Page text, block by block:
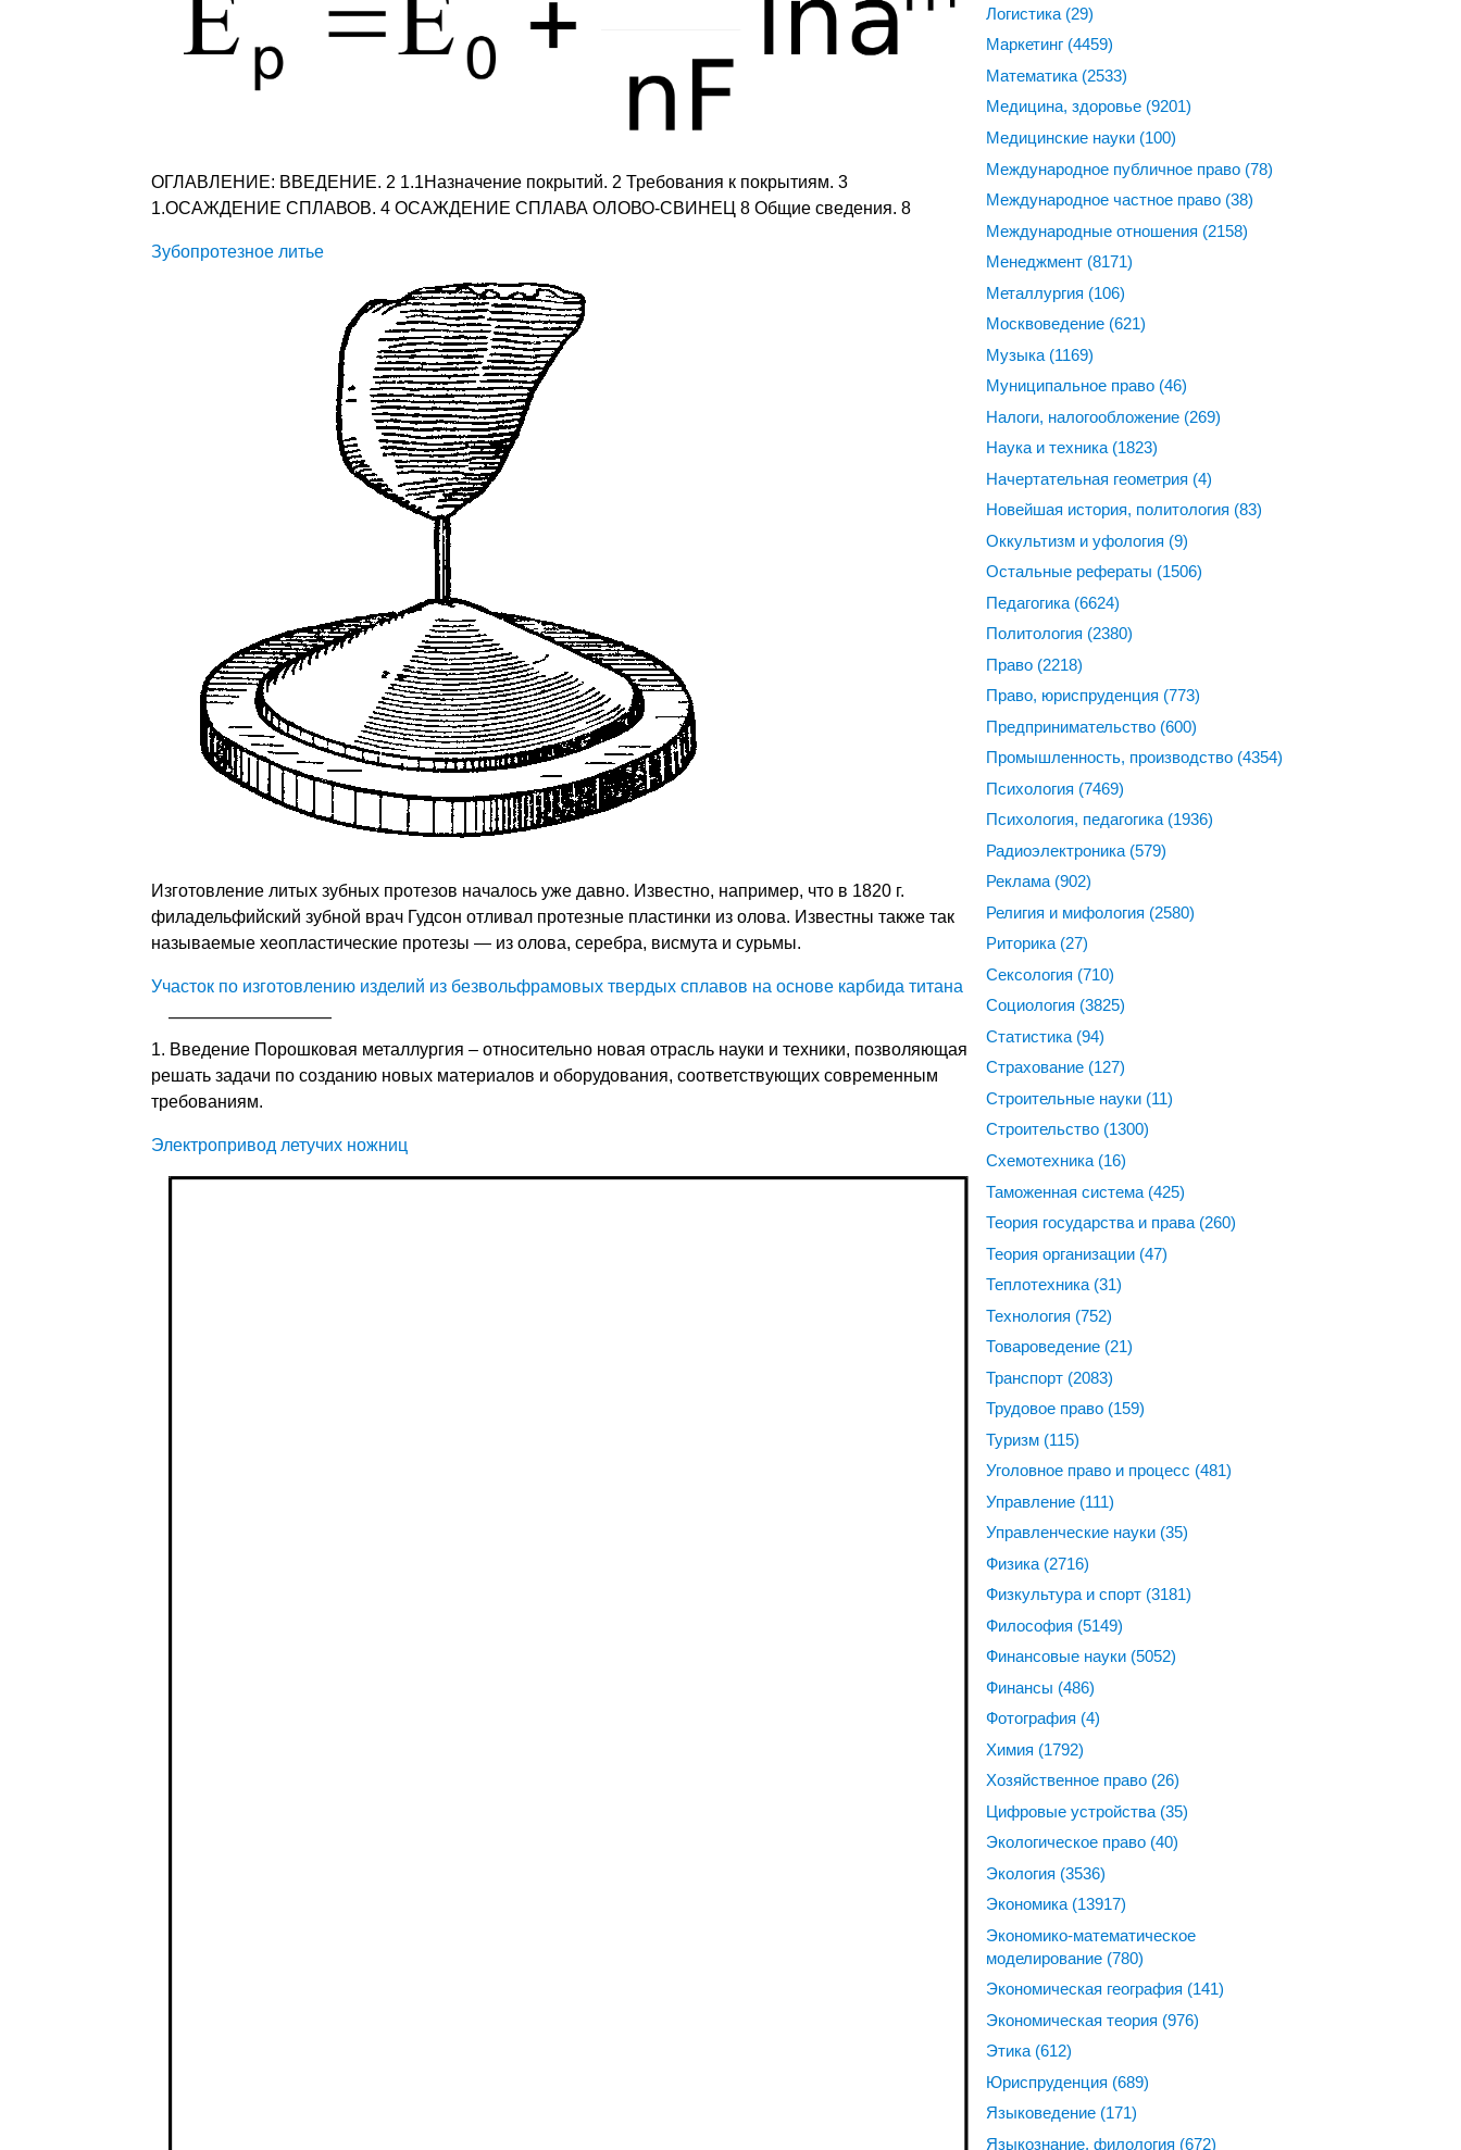
ОГЛАВЛЕНИЕ: ВВЕДЕНИЕ. 2 1.1Назначение покрытий. 2 Требования к покрытиям. 3
1.ОСАЖДЕНИЕ СПЛАВОВ. 4 ОСАЖДЕНИЕ СПЛАВА ОЛОВО-СВИНЕЦ 8 Общие сведения. 8
Зубопротезное литье
Изготовление литых зубных протезов началось уже давно. Известно, например, что в 1820 г.
филадельфийский зубной врач Гудсон отливал протезные пластинки из олова. Известны также так
называемые хеопластические протезы — из олова, серебра, висмута и сурьмы.
Участок по изготовлению изделий из безвольфрамовых твердых сплавов на основе карбида титана
1. Введение Порошковая металлургия – относительно новая отрасль науки и техники, позволяющая
решать задачи по созданию новых материалов и оборудования, соответствующих современным
требованиям.
Электропривод летучих ножниц
Логистика (29)
Маркетинг (4459)
Математика (2533)
Медицина, здоровье (9201)
Медицинские науки (100)
Международное публичное право (78)
Международное частное право (38)
Международные отношения (2158)
Менеджмент (8171)
Металлургия (106)
Москвоведение (621)
Музыка (1169)
Муниципальное право (46)
Налоги, налогообложение (269)
Наука и техника (1823)
Начертательная геометрия (4)
Новейшая история, политология (83)
Оккультизм и уфология (9)
Остальные рефераты (1506)
Педагогика (6624)
Политология (2380)
Право (2218)
Право, юриспруденция (773)
Предпринимательство (600)
Промышленность, производство (4354)
Психология (7469)
Психология, педагогика (1936)
Радиоэлектроника (579)
Реклама (902)
Религия и мифология (2580)
Риторика (27)
Сексология (710)
Социология (3825)
Статистика (94)
Страхование (127)
Строительные науки (11)
Строительство (1300)
Схемотехника (16)
Таможенная система (425)
Теория государства и права (260)
Теория организации (47)
Теплотехника (31)
Технология (752)
Товароведение (21)
Транспорт (2083)
Трудовое право (159)
Туризм (115)
Уголовное право и процесс (481)
Управление (111)
Управленческие науки (35)
Физика (2716)
Физкультура и спорт (3181)
Философия (5149)
Финансовые науки (5052)
Финансы (486)
Фотография (4)
Химия (1792)
Хозяйственное право (26)
Цифровые устройства (35)
Экологическое право (40)
Экология (3536)
Экономика (13917)
Экономико-математическое
моделирование (780)
Экономическая география (141)
Экономическая теория (976)
Этика (612)
Юриспруденция (689)
Языковедение (171)
Языкознание, филология (672)